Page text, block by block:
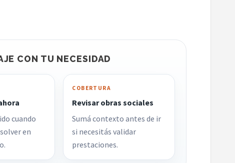
CON TU NECESIDAD
cuando
en
COBERTURA
Revisar obras sociales
Sumá contexto antes de ir
si necesitás validar
prestaciones.